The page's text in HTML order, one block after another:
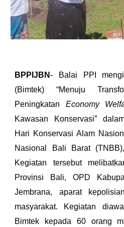
BPPIJBN- Balai PPI
(Bimtek) “Menuju
Peningkatan Economy
Kawasan Konservasi”
Hari Konservasi Alam
Nasional Bali Barat
Kegiatan tersebut
Provinsi Bali, OPD
Jembrana, aparat
masyarakat. Kegiatan
Bimtek kepada 60 orang